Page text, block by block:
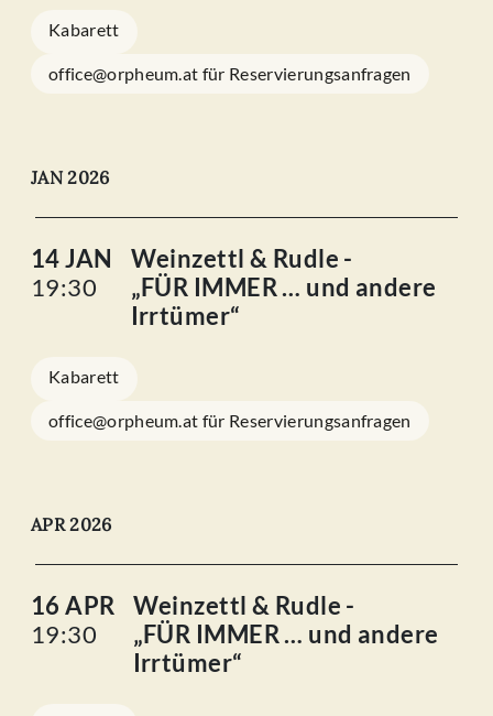
Kabarett
office@orpheum.at für Reservierungsanfragen
JAN 2026
14 JAN
19:30
Weinzettl & Rudle -
„FÜR IMMER … und andere
Irrtümer“
Kabarett
office@orpheum.at für Reservierungsanfragen
APR 2026
16 APR
19:30
Weinzettl & Rudle -
„FÜR IMMER … und andere
Irrtümer“